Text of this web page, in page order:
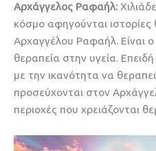
Αρχάγγελος Ραφαήλ:
κόσμο αφηγούνται
Αρχαγγέλου Ραφαήλ. Είναι
θεραπεία στην υγεία.
με την ικανότητα να
προσεύχονται στον
περιοχές που χρειάζονται